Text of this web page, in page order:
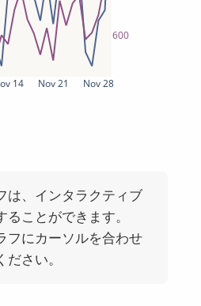
14 Nov 21 Nov 28
600
は、インタラクティブ
ることができます。
フにカーソルを合わせ
ださい。